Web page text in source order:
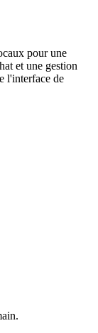
pour une
et une gestion
l'interface de